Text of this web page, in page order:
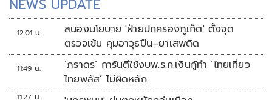
NEWS UPDATE
12:01 น.
สนองนโยบาย 'ฝ่ายปกครองภูเก็ต' ตั้งจุด
ตรวจเข้ม คุมอาวุธปืน–ยาเสพติด
11:49 น.
‘ภราดร’ การันตีใช้งบพ.ร.ก.เงินกู้ทำ ‘ไทยเที่ยว
ไทยพลัส’ ไม่ผิดหลัก
11:27 น.